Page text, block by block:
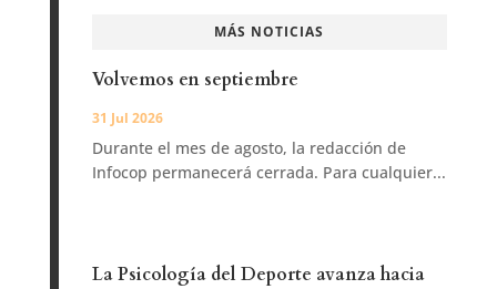
MÁS NOTICIAS
Volvemos en septiembre
31 Jul 2026
Durante el mes de agosto, la redacción de
Infocop permanecerá cerrada. Para cualquier...
La Psicología del Deporte avanza hacia